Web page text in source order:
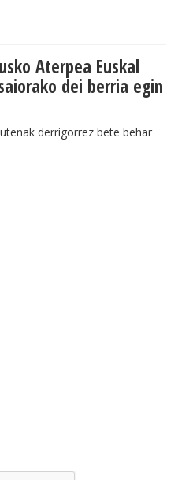
Aterpea Euskal
dei berria egin
derrigorrez bete behar